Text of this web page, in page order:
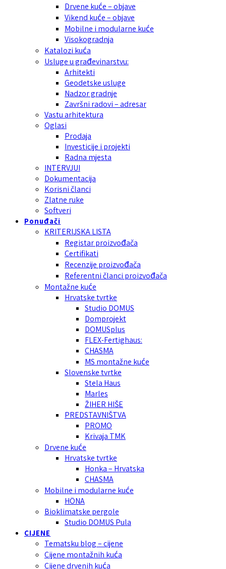
Drvene kuće – objave
Vikend kuće – objave
Mobilne i modularne kuće
Visokogradnja
Katalozi kuća
Usluge u građevinarstvu:
Arhitekti
Geodetske usluge
Nadzor gradnje
Završni radovi – adresar
Vastu arhitektura
Oglasi
Prodaja
Investicije i projekti
Radna mjesta
INTERVJUI
Dokumentacija
Korisni članci
Zlatne ruke
Softveri
Ponuđači
KRITERIJSKA LISTA
Registar proizvođača
Certifikati
Recenzije proizvođača
Referentni članci proizvođača
Montažne kuće
Hrvatske tvrtke
Studio DOMUS
Domprojekt
DOMUSplus
FLEX-Fertighaus:
CHASMA
MS montažne kuće
Slovenske tvrtke
Stela Haus
Marles
ŽIHER HIŠE
PREDSTAVNIŠTVA
PROMO
Krivaja TMK
Drvene kuće
Hrvatske tvrtke
Honka – Hrvatska
CHASMA
Mobilne i modularne kuće
HÖNA
Bioklimatske pergole
Studio DOMUS Pula
CIJENE
Tematsku blog – cijene
Cijene montažnih kuća
Cijene drvenih kuća